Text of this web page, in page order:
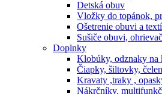
Detská obuv
Vložky do topánok,
Ošetrenie obuvi a
Sušiče obuvi,
Doplnky
Klobúky, odznaky
Čiapky, šiltovky,
Kravaty ,traky ,
Nákrčníky,